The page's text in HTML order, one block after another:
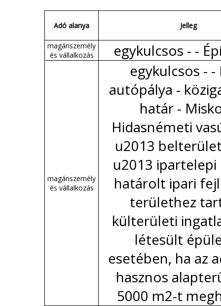
Adó alanya Jelleg
magánszemély
és vállalkozás
egykulcsos - -
magánszemély
és vállalkozás
egykulcsos - -
autópálya -
határ -
Hidasnémeti
u2013
u2013
határolt ipari
területhez
külterületi
létesült
esetében, ha az
hasznos
5000 m2-t